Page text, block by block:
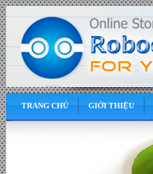
TRANG CHỦ GIỚI THIỆU